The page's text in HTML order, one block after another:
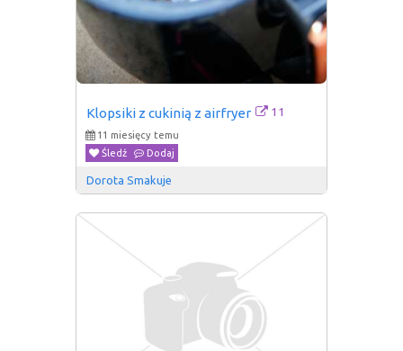
Klopsiki z cukinią z airfryer 11
11 miesięcy temu
Śledź
Dodaj
Dorota Smakuje